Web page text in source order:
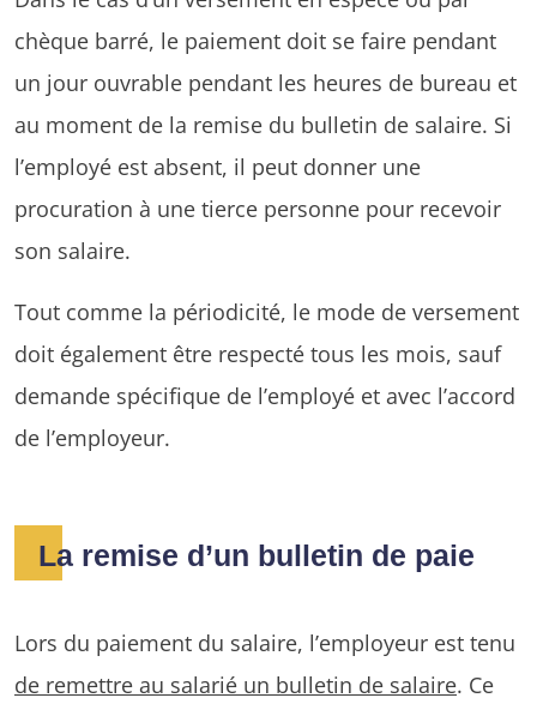
chèque barré, le paiement doit se faire pendant
un jour ouvrable pendant les heures de bureau et
au moment de la remise du bulletin de salaire. Si
l’employé est absent, il peut donner une
procuration à une tierce personne pour recevoir
son salaire.
Tout comme la périodicité, le mode de versement
doit également être respecté tous les mois, sauf
demande spécifique de l’employé et avec l’accord
de l’employeur.
La remise d’un bulletin de paie
Lors du paiement du salaire, l’employeur est tenu
de remettre au salarié un bulletin de salaire. Ce